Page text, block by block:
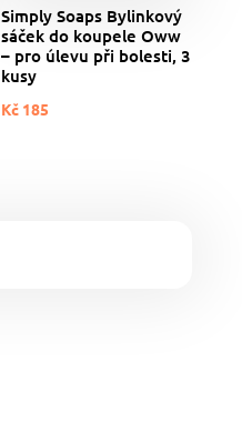
Simply Soaps Bylinkový
sáček do koupele Oww
– pro úlevu při bolesti, 3
kusy
Kč 185